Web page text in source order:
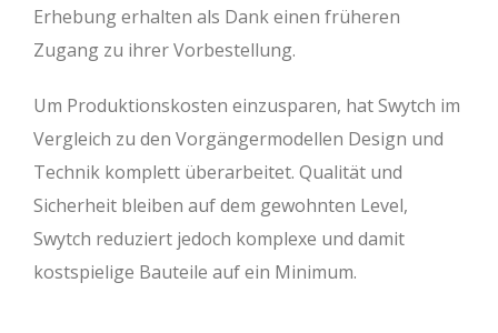
Erhebung erhalten als Dank einen früheren
Zugang zu ihrer Vorbestellung.
Um Produktionskosten einzusparen, hat Swytch im
Vergleich zu den Vorgängermodellen Design und
Technik komplett überarbeitet. Qualität und
Sicherheit bleiben auf dem gewohnten Level,
Swytch reduziert jedoch komplexe und damit
kostspielige Bauteile auf ein Minimum.